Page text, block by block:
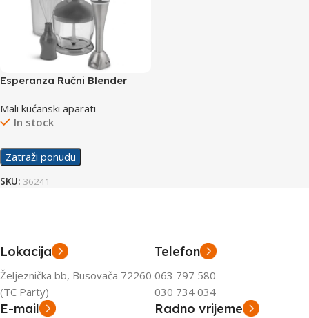
Esperanza Ručni Blender
Mali kućanski aparati
In stock
Zatraži ponudu
SKU: 36241
Lokacija
Željeznička bb, Busovača 72260
(TC Party)
Telefon
063 797 580
030 734 034
E-mail Radno vrijeme